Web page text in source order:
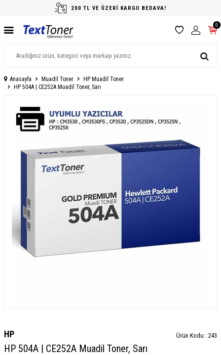
200 TL VE ÜZERİ KARGO BEDAVA!
0
Anasayfa Muadil Toner
HP Muadil Toner
HP 504A | CE252A Muadil Toner, Sarı
HP Ürün Kodu : 243
HP 504A | CE252A Muadil Toner, Sarı